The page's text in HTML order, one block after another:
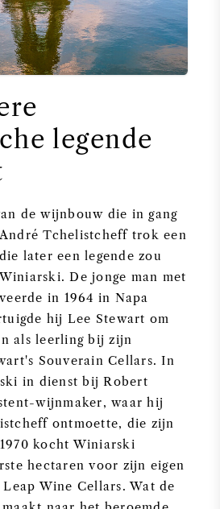
legende
de wijnbouw die in gang
Tchelistcheff trok een
later een legende zou
De jonge man met
in 1964 in Napa
hij Lee Stewart om
als leerling bij zijn
Souverain Cellars. In
in dienst bij Robert
wijnmaker, waar hij
ontmoette, die zijn
kocht Winiarski
hectaren voor zijn eigen
Wine Cellars. Wat de